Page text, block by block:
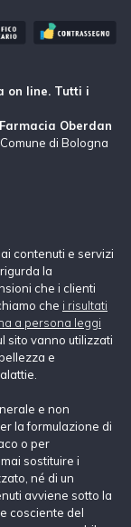
on line. Tutti i
Farmacia Oberdan
di Bologna
contenuti e servizi
la
che i clienti
che i risultati
a persona leggi
sito vanno utilizzati
e
e non
la formulazione di
o per
sostituire i
né di un
avviene sotto la
cosciente del